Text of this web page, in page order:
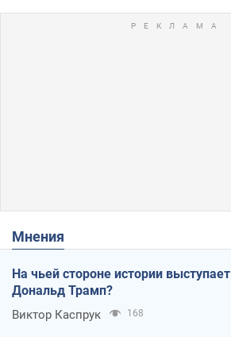
Мнения
На чьей стороне истории выступает
Дональд Трамп?
Виктор Каспрук 168